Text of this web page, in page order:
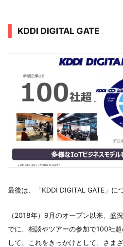
KDDI DIGITAL GATE
最後は、「KDDI DIGITAL GATE」に
（2018年）9月のオープン以来、盛
でに、相談やツアーの参加で100社
して、これをきっかけとして、さま